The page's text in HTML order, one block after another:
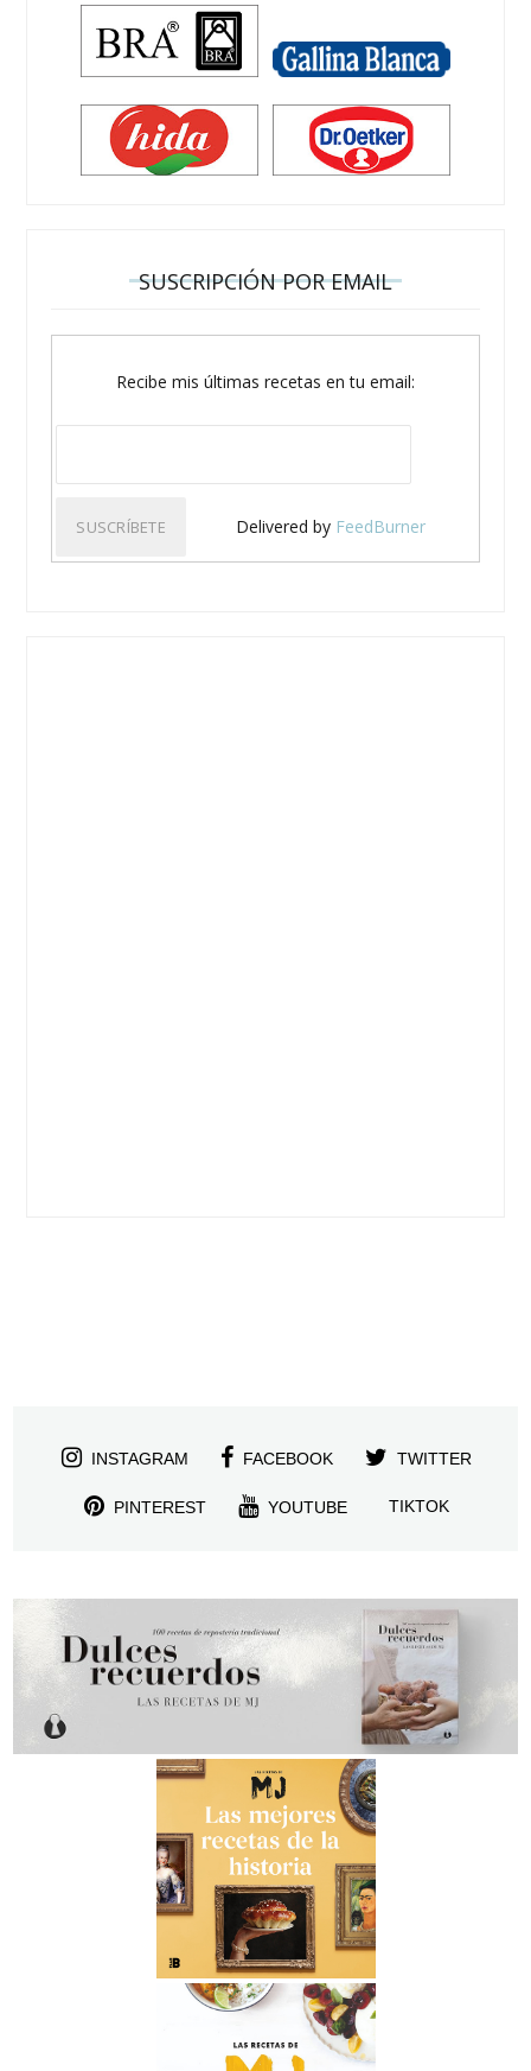
SUSCRIPCIÓN POR EMAIL
Recibe mis últimas recetas en tu email:
Delivered by FeedBurner
INSTAGRAM FACEBOOK TWITTER
PINTEREST YOUTUBE TIKTOK